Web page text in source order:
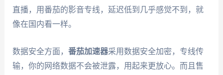
直播，用番茄的影音专线，延迟低到几乎感觉不到，就
像在国内看一样。
数据安全方面， 番茄加速器采用数据安全加密，专线传
输，你的网络数据不会被泄露，用起来更放心。而且售